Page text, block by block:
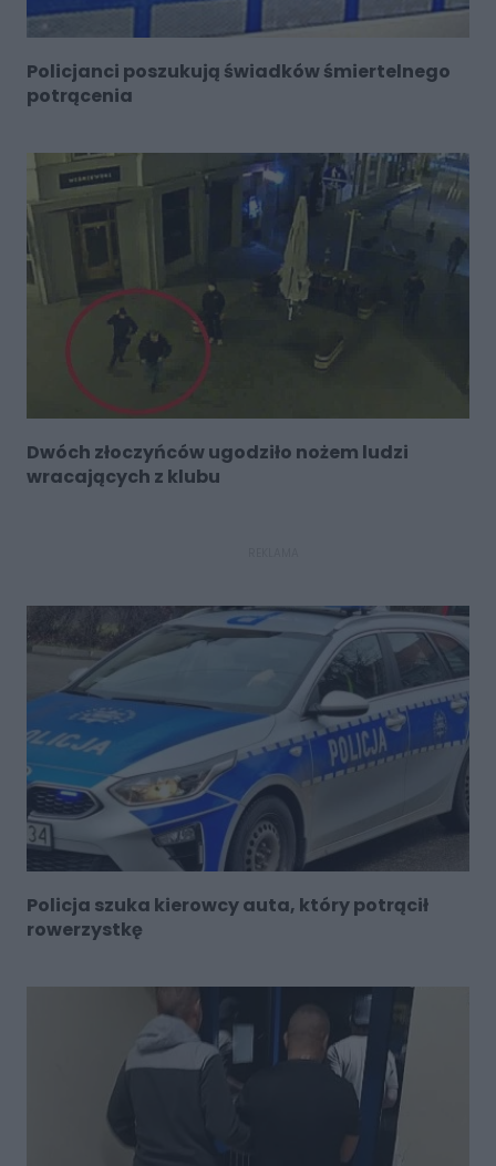
Policjanci poszukują świadków śmiertelnego
potrącenia
Dwóch złoczyńców ugodziło nożem ludzi
wracających z klubu
Policja szuka kierowcy auta, który potrącił
rowerzystkę